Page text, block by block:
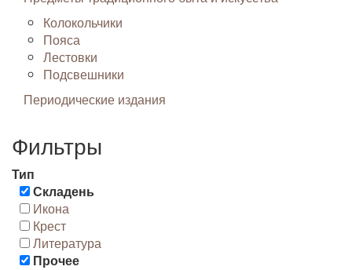
Колокольчики
Пояса
Лестовки
Подсвешники
Периодические издания
Фильтры
Тип
Складень
Икона
Крест
Литература
Прочее